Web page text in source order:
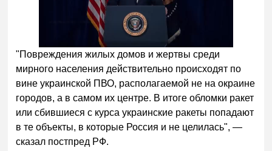
Следующее видео через
5
Отмена
"Повреждения жилых домов и жертвы среди
мирного населения действительно происходят по
вине украинской ПВО, располагаемой не на окраине
городов, а в самом их центре. В итоге обломки ракет
или сбившиеся с курса украинские ракеты попадают
в те объекты, в которые Россия и не целилась", —
сказал постпред РФ.